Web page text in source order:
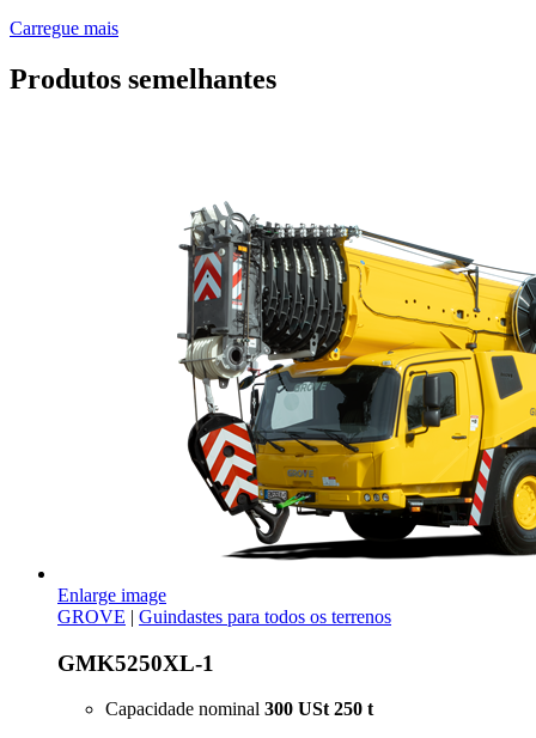
Carregue mais
Produtos semelhantes
Enlarge image
GROVE | Guindastes para todos os terrenos
GMK5250XL-1
Capacidade nominal 300 USt 250 t